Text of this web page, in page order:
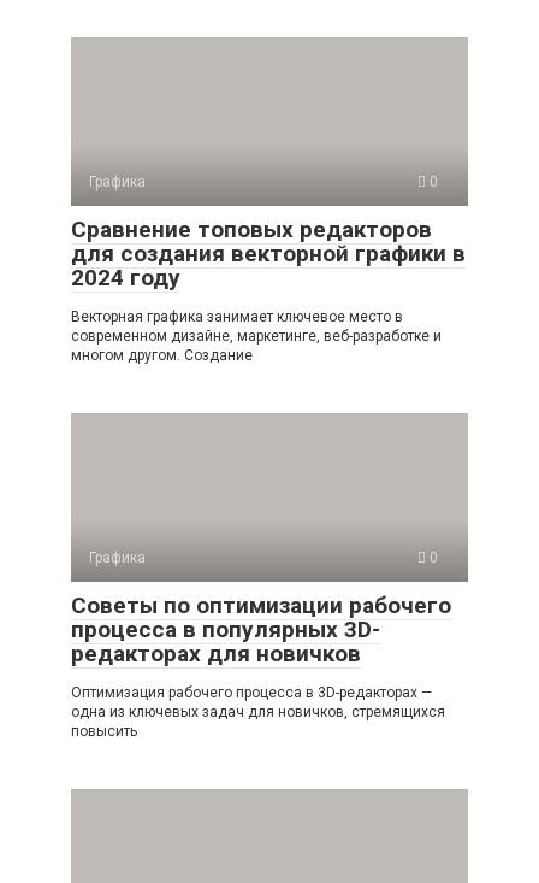
Графика 0
Сравнение топовых редакторов
для создания векторной графики в
2024 году
Векторная графика занимает ключевое место в
современном дизайне, маркетинге, веб-разработке и
многом другом. Создание
Графика 0
Советы по оптимизации рабочего
процесса в популярных 3D-
редакторах для новичков
Оптимизация рабочего процесса в 3D-редакторах —
одна из ключевых задач для новичков, стремящихся
повысить